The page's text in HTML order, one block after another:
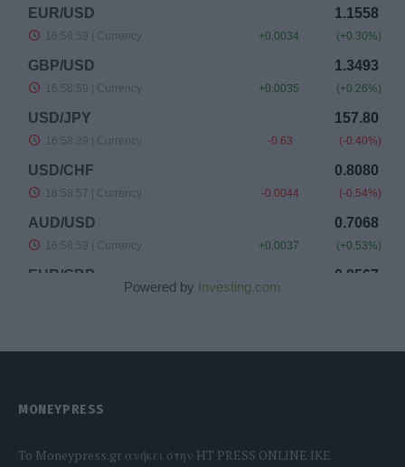
Powered by Investing.com
MONEYPRESS
To Moneypress.gr ανήκει στην HT PRESS ONLINE IKE